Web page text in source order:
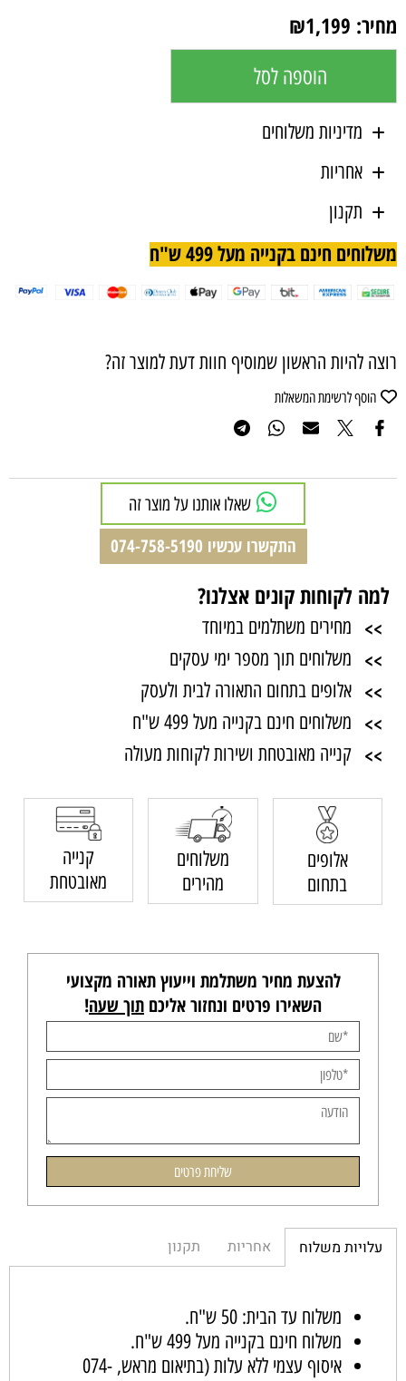
מחיר: ₪1,199
הוספה לסל
מדיניות משלוחים
אחריות
תקנון
משלוחים חינם בקנייה מעל 499 ש"ח
רוצה להיות הראשון שמוסיף חוות דעת למוצר זה?
הוסף לרשימת המשאלות
שאלו אותנו על מוצר זה
התקשרו עכשיו 074-758-5190
למה לקוחות קונים אצלנו?
>> מחירים משתלמים במיוחד
>> משלוחים תוך מספר ימי עסקים
>> אלופים בתחום התאורה לבית ולעסק
>> משלוחים חינם בקנייה מעל 499 ש"ח
>> קנייה מאובטחת ושירות לקוחות מעולה
אלופים
בתחום
משלוחים
מהירים
קנייה
מאובטחת
להצעת מחיר משתלמת וייעוץ תאורה מקצועי
השאירו פרטים ונחזור אליכם תוך שעה!
עלויות משלוח אחריות תקנון
משלוח עד הבית: 50 ש"ח.
משלוח חינם בקנייה מעל 499 ש"ח.
איסוף עצמי ללא עלות (בתיאום מראש, 074-